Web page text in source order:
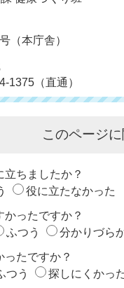
（本庁舎）
1375（直通）
このページ
立ちましたか？
役に立たなかった
かったですか？
ふつう 分かりづら
ったですか？
つう 探しにくかっ